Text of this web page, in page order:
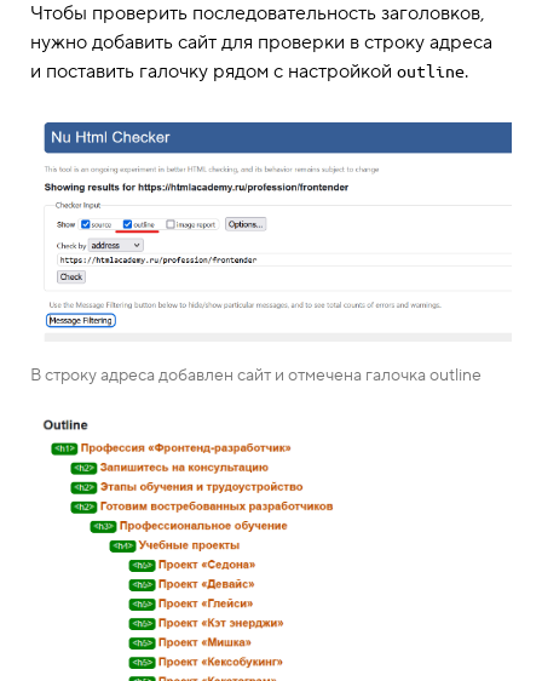
Чтобы проверить последовательность заголовков,
нужно добавить сайт для проверки в строку адреса
и поставить галочку рядом с настройкой outline.
В строку адреса добавлен сайт и отмечена галочка outline